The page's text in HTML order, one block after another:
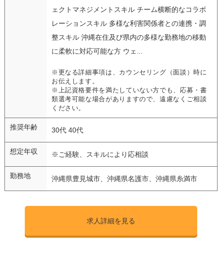
ェクトマネジメントスキル チーム横断的なコラボ
レーションスキル 多様な利害関係者との連携・調
整スキル 沖縄在住及び県内の多様な勤務地の移動
に柔軟に対応可能な方 ウェ...
※更なる詳細事項は、カウンセリング（面談）時に
お伝えします。
※上記資格要件を満たしていない方でも、応募・書
類選考可能な場合がありますので、遠慮なくご相談
ください。
推奨年齢 30代 40代
想定年収 ※ご経験、スキルにより応相談
勤務地 沖縄県豊見城市、沖縄県名護市、沖縄県糸満市
求人詳細を見る